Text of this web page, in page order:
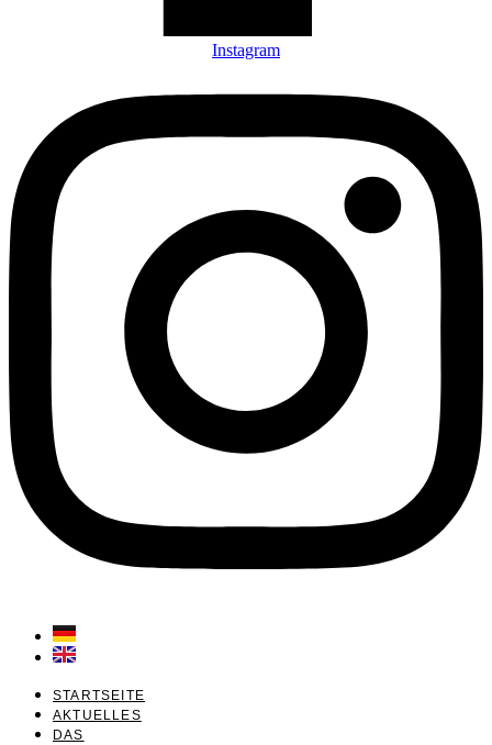
Instagram
STARTSEITE
AKTUELLES
DAS